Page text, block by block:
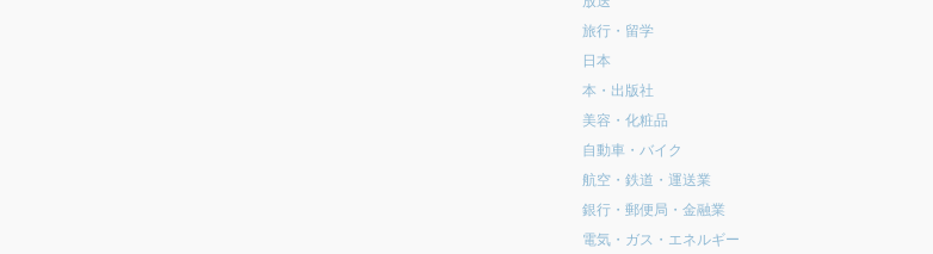
旅行・留学
日本
本・出版社
美容・化粧品
自動車・バイク
航空・鉄道・運送業
銀行・郵便局・金融業
電気・ガス・エネルギー